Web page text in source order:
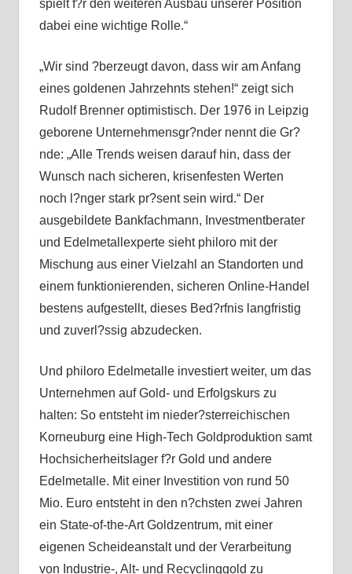
spielt f?r den weiteren Ausbau unserer Position
dabei eine wichtige Rolle.“
„Wir sind ?berzeugt davon, dass wir am Anfang
eines goldenen Jahrzehnts stehen!“ zeigt sich
Rudolf Brenner optimistisch. Der 1976 in Leipzig
geborene Unternehmensgr?nder nennt die Gr?
nde: „Alle Trends weisen darauf hin, dass der
Wunsch nach sicheren, krisenfesten Werten
noch l?nger stark pr?sent sein wird.“ Der
ausgebildete Bankfachmann, Investmentberater
und Edelmetallexperte sieht philoro mit der
Mischung aus einer Vielzahl an Standorten und
einem funktionierenden, sicheren Online-Handel
bestens aufgestellt, dieses Bed?rfnis langfristig
und zuverl?ssig abzudecken.
Und philoro Edelmetalle investiert weiter, um das
Unternehmen auf Gold- und Erfolgskurs zu
halten: So entsteht im nieder?sterreichischen
Korneuburg eine High-Tech Goldproduktion samt
Hochsicherheitslager f?r Gold und andere
Edelmetalle. Mit einer Investition von rund 50
Mio. Euro entsteht in den n?chsten zwei Jahren
ein State-of-the-Art Goldzentrum, mit einer
eigenen Scheideanstalt und der Verarbeitung
von Industrie-, Alt- und Recyclinggold zu